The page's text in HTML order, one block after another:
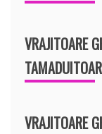
VRAJITOARE
VRAJITOARE